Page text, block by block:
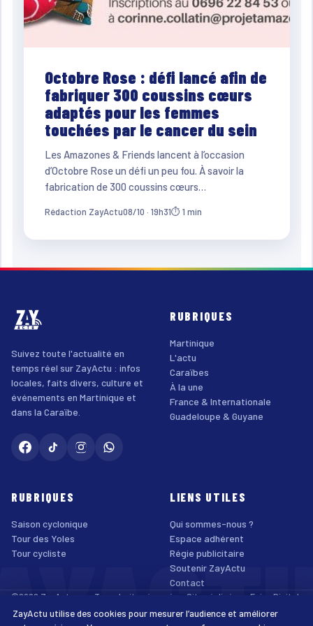
Octobre Rose : défi lancé afin de
fabriquer 300 coussins cœurs
adaptés pour les femmes
touchées par le cancer du sein
Les Amazones & Friends lancent à l’occasion
d’Octobre Rose un défi un peu fou. À savoir la
fabrication de 300 coussins cœurs…
Rédaction ZayActu08/10 · 19h31⏱ 1 min
Suivez toute l'actualité en
temps réel sur ZayActu : infos
locales, faits divers, culture et
événements en Martinique et
dans la Caraïbe.
RUBRIQUES
Martinique
L'actu
Caraïbes
À la une
France & Internationale
Guadeloupe & Guyane
RUBRIQUES
Saison cyclonique
Tour des Yoles
Tour cycliste
LIENS UTILES
Qui sommes-nous ?
Espace adhérent
Régie publicitaire
Soutenir ZayActu
Contact
©2026 ZayActu.org. Tous droits réservés. · Site réalisé par Enjoy Digital
Agency
Mentions légales
Confidentialité Cookies Accessibilité
ZayActu utilise des cookies pour mesurer l’audience et améliorer